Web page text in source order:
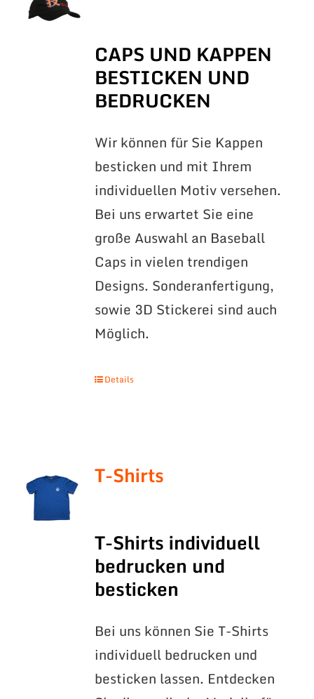
CAPS UND KAPPEN
BESTICKEN UND
BEDRUCKEN
Wir können für Sie Kappen
besticken und mit Ihrem
individuellen Motiv versehen.
Bei uns erwartet Sie eine
große Auswahl an Baseball
Caps in vielen trendigen
Designs. Sonderanfertigung,
sowie 3D Stickerei sind auch
Möglich.
Details
T-Shirts
T-Shirts individuell
bedrucken und
besticken
Bei uns können Sie T-Shirts
individuell bedrucken und
besticken lassen. Entdecken